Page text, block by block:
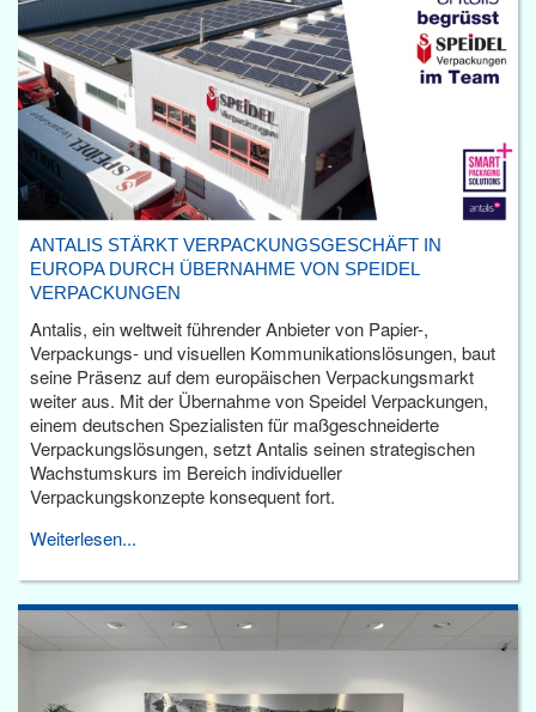
ANTALIS STÄRKT VERPACKUNGSGESCHÄFT IN
EUROPA DURCH ÜBERNAHME VON SPEIDEL
VERPACKUNGEN
Antalis, ein weltweit führender Anbieter von Papier-,
Verpackungs- und visuellen Kommunikationslösungen, baut
seine Präsenz auf dem europäischen Verpackungsmarkt
weiter aus. Mit der Übernahme von Speidel Verpackungen,
einem deutschen Spezialisten für maßgeschneiderte
Verpackungslösungen, setzt Antalis seinen strategischen
Wachstumskurs im Bereich individueller
Verpackungskonzepte konsequent fort.
Weiterlesen...